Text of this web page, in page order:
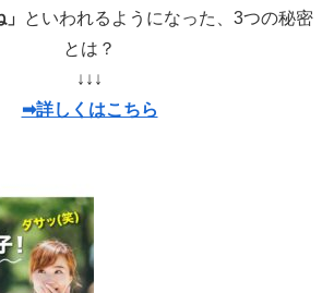
といわれるようになった、3つの秘密
とは？
↓↓↓
➡詳しくはこちら